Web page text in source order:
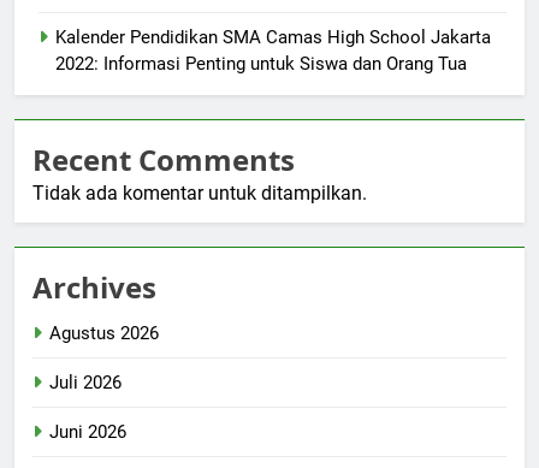
Kalender Pendidikan SMA Camas High School Jakarta
2022: Informasi Penting untuk Siswa dan Orang Tua
Recent Comments
Tidak ada komentar untuk ditampilkan.
Archives
Agustus 2026
Juli 2026
Juni 2026